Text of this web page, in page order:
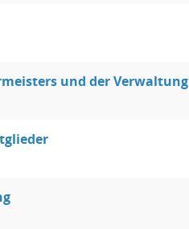
und der Verwaltung